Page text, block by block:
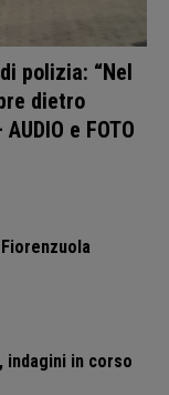
polizia: “Nel
dietro
e FOTO
indagini in corso